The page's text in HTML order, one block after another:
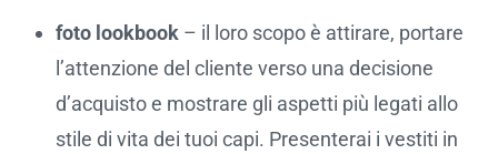
foto lookbook – il loro scopo è attirare, portare
l’attenzione del cliente verso una decisione
d’acquisto e mostrare gli aspetti più legati allo
stile di vita dei tuoi capi. Presenterai i vestiti in